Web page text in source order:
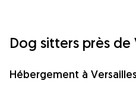
Dog sitters près de
Hébergement à Versailles